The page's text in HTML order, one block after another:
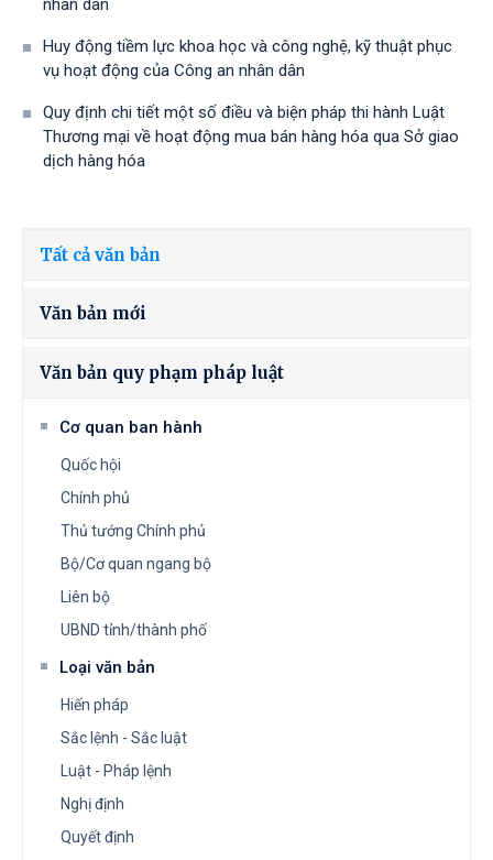
nhân dân
Huy động tiềm lực khoa học và công nghệ, kỹ thuật phục
vụ hoạt động của Công an nhân dân
Quy định chi tiết một số điều và biện pháp thi hành Luật
Thương mại về hoạt động mua bán hàng hóa qua Sở giao
dịch hàng hóa
Tất cả văn bản
Văn bản mới
Văn bản quy phạm pháp luật
Cơ quan ban hành
Quốc hội
Chính phủ
Thủ tướng Chính phủ
Bộ/Cơ quan ngang bộ
Liên bộ
UBND tỉnh/thành phố
Loại văn bản
Hiến pháp
Sắc lệnh - Sắc luật
Luật - Pháp lệnh
Nghị định
Quyết định